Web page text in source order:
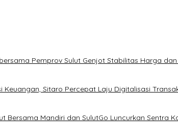
Pemprov Sulut Genjot Stabilitas Harga
Keuangan, Sitaro Percepat Laju Digitalisasi
Bersama Mandiri dan SulutGo Luncurkan Sentra